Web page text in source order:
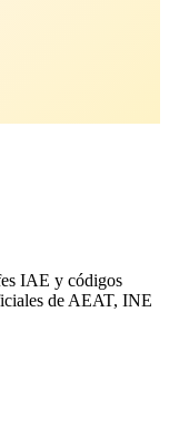
IAE y códigos
de AEAT, INE